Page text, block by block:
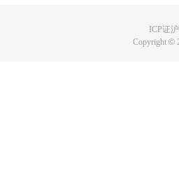
ICP证
Copyright ©